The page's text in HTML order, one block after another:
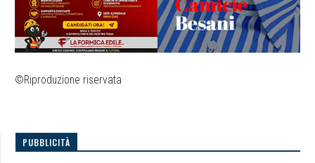
©Riproduzione riservata
PUBBLICITÀ